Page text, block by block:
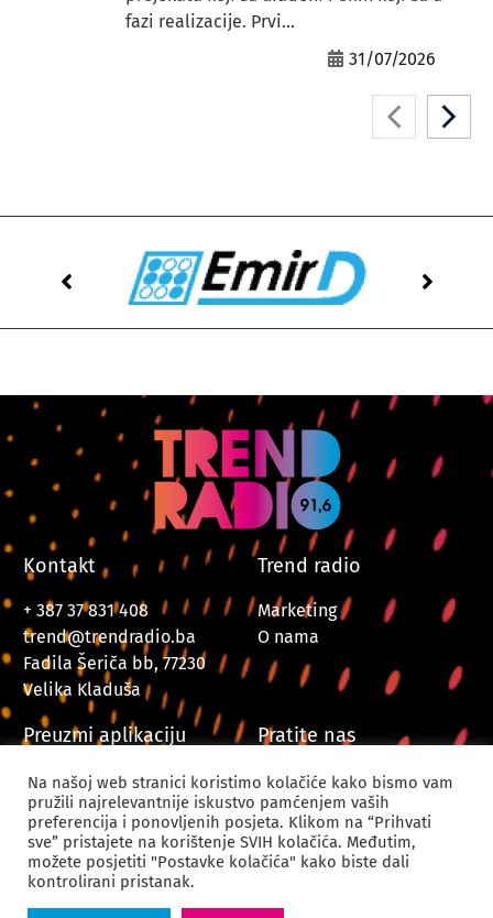
fazi realizacije. Prvi...
31/07/2026
Kontakt
+ 387 37 831 408
trend@trendradio.ba
Fadila Šeriča bb, 77230
Velika Kladuša
Trend radio
Marketing
O nama
Preuzmi aplikaciju Pratite nas
© 2024. Trend Radio Velika Kladuša. Sva prava zadržana.
Na našoj web stranici koristimo kolačiće kako bismo vam
pružili najrelevantnije iskustvo pamćenjem vaših
preferencija i ponovljenih posjeta. Klikom na “Prihvati
sve” pristajete na korištenje SVIH kolačića. Međutim,
možete posjetiti "Postavke kolačića" kako biste dali
kontrolirani pristanak.